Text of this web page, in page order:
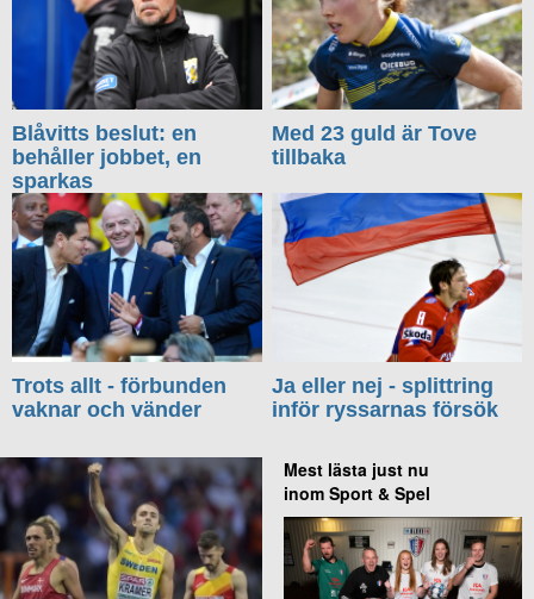
Blåvitts beslut: en
behåller jobbet, en
sparkas
Med 23 guld är Tove
tillbaka
Trots allt - förbunden
vaknar och vänder
Ja eller nej - splittring
inför ryssarnas försök
Mest lästa just nu
inom Sport & Spel